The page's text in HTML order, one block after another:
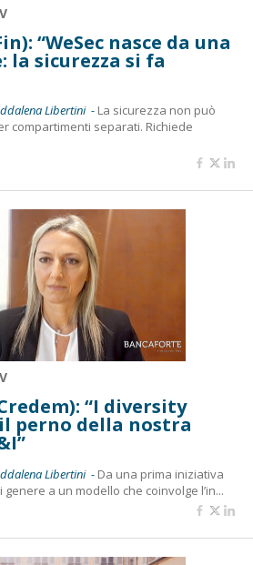
“WeSec nasce da una
la sicurezza si fa
Libertini - La sicurezza non può
compartimenti separati. Richiede
“I diversity
perno della nostra
Libertini - Da una prima iniziativa
genere a un modello che coinvolge l’in...